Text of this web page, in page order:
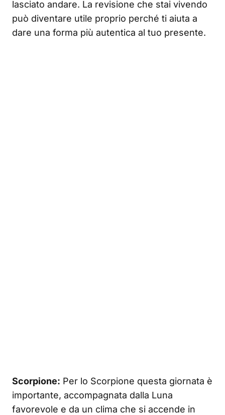
lasciato andare. La revisione che stai vivendo
può diventare utile proprio perché ti aiuta a
dare una forma più autentica al tuo presente.
Scorpione: Per lo Scorpione questa giornata è
importante, accompagnata dalla Luna
favorevole e da un clima che si accende in